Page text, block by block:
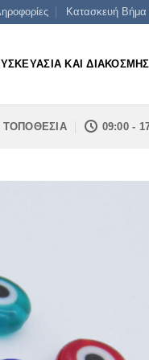
Κατασκευή
ΚΑΙ
ΤΟΠΟΘΕΣΙΑ 09:00 -